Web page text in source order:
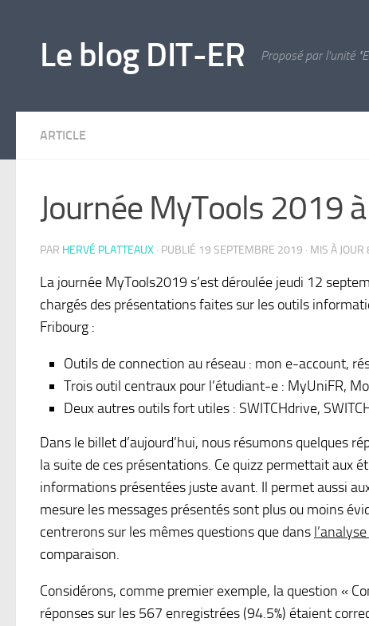
Le blog DIT-ER Proposé par l'unité
ARTICLE
Journée MyTools 2019
PAR HERVÉ PLATTEAUX · PUBLIÉ 19 SEPTEMBRE 2019 · MIS À JOUR
La journée MyTools2019 s’est déroulée jeudi 12
chargés des présentations faites sur les outils
Fribourg :
Outils de connection au réseau : mon e-account,
Trois outil centraux pour l’étudiant-e : MyUniFR,
Deux autres outils fort utiles : SWITCHdrive,
Dans le billet d’aujourd’hui, nous résumons quelques
la suite de ces présentations. Ce quizz permettait aux
informations présentées juste avant. Il permet aussi
mesure les messages présentés sont plus ou moins
centrerons sur les mêmes questions que dans
comparaison.
Considérons, comme premier exemple, la question «
réponses sur les 567 enregistrées (94.5%) étaient